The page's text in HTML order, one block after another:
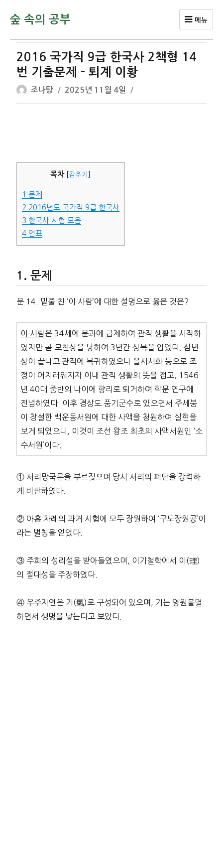
숲 속의 공부 메뉴
2016 국가직 9급 한국사 2책형 14
번 기출문제 – 퇴계 이황
글
쓴
조나탕
작
성
2025년 11월 4일
목차 감추기
1 문제
2 2016년도 국가직 9급 한국사
3 한국사 시험 모음
4연표
문제
문 14. 밑줄 친 ‘이 사람’에 대한 설명으로 옳은 것은?
이 사람은 34세에 문과에 급제하여 관직 생활을 시작하
였지만 곧 모친상을 당하여 3년간 상복을 입었다. 삼년
상이 끝나고 관직에 복귀하였으나 을사사화 등으로 조
정이 어지러워지자 이내 관직 생활의 뜻을 접고, 1546
년 40대 중반의 나이에 향리로 퇴거하여 학문 연구에
전념하였다. 이후 경상도 풍기군수로 있으면서 주세붕
이 창설한 백운동서원에 대한 사액을 청원하여 실현을
보게 되었으니, 이것이 조선 왕조 최초의 사액서원인 ‘소
수서원’이다.
① 서리망국론을 부르짖으며 당시 서리의 폐단을 강력하
게 비판하였다.
② 아홉 차례의 과거 시험에 모두 장원하여 ‘구도장원공’이
라는 별칭을 얻었다.
③ 주희의 성리설을 받아들였으며, 이기철학에서 이(理)
의 절대성을 주장하였다.
④ 우주자연은 기(氣)로 구성되어 있으며, 기는 영원불멸
하면서 생명을 낳는다고 보았다.